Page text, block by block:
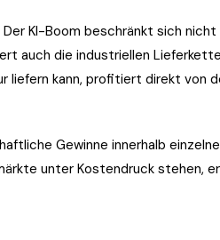
KI-Boom beschränkt sich nicht
auch die industriellen
liefern kann, profitiert direkt von
Gewinne innerhalb
unter Kostendruck stehen,